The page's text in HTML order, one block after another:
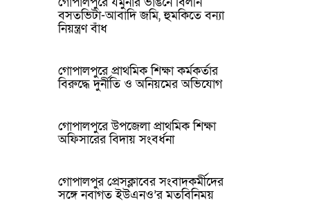
বসতভিটা-আবাদি জমি, হুমকিতে বন্যা
নিয়ন্ত্রণ বাঁধ
গোপালপুরে প্রাথমিক শিক্ষা কর্মকর্তার
বিরুদ্ধে দুর্নীতি ও অনিয়মের অভিযোগ
গোপালপুরে উপজেলা প্রাথমিক শিক্ষা
অফিসারের বিদায় সংবর্ধনা
গোপালপুর প্রেসক্লাবের সংবাদকর্মীদের
সঙ্গে নবাগত ইউএনও’র মতবিনিময়